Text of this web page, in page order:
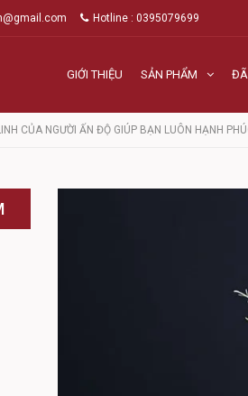
Hotline : 0395079699
GIỚI THIỆU SẢN PHẨM
CỦA NGƯỜI ẤN ĐỘ GIÚP BẠN LUÔN HẠNH